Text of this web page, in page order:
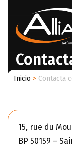
Inicio > Contacta
15, rue du
BP 50159 –